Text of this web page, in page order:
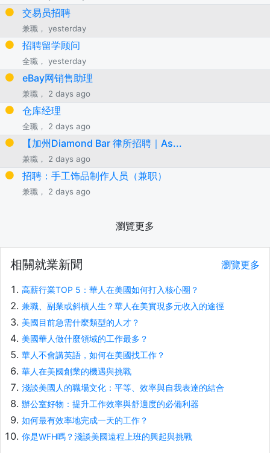
交易员招聘
兼職， yesterday
招聘留学顾问
全職， yesterday
eBay网销售助理
兼職， 2 days ago
仓库经理
全職， 2 days ago
【加州Diamond Bar 律所招聘｜As...
兼職， 2 days ago
招聘：手工饰品制作人员（兼职）
兼職， 2 days ago
瀏覽更多
相關就業新聞 瀏覽更多
高薪行業TOP 5：華人在美國如何打入核心圈？
兼職、副業或斜槓人生？華人在美實現多元收入的途徑
美國目前急需什麼類型的人才？
美國華人做什麼領域的工作最多？
華人不會講英語，如何在美國找工作？
華人在美國創業的機遇與挑戰
淺談美國人的職場文化：平等、效率與自我表達的結合
辦公室好物：提升工作效率與舒適度的必備利器
如何最有效率地完成一天的工作？
你是WFH嗎？淺談美國遠程上班的興起與挑戰